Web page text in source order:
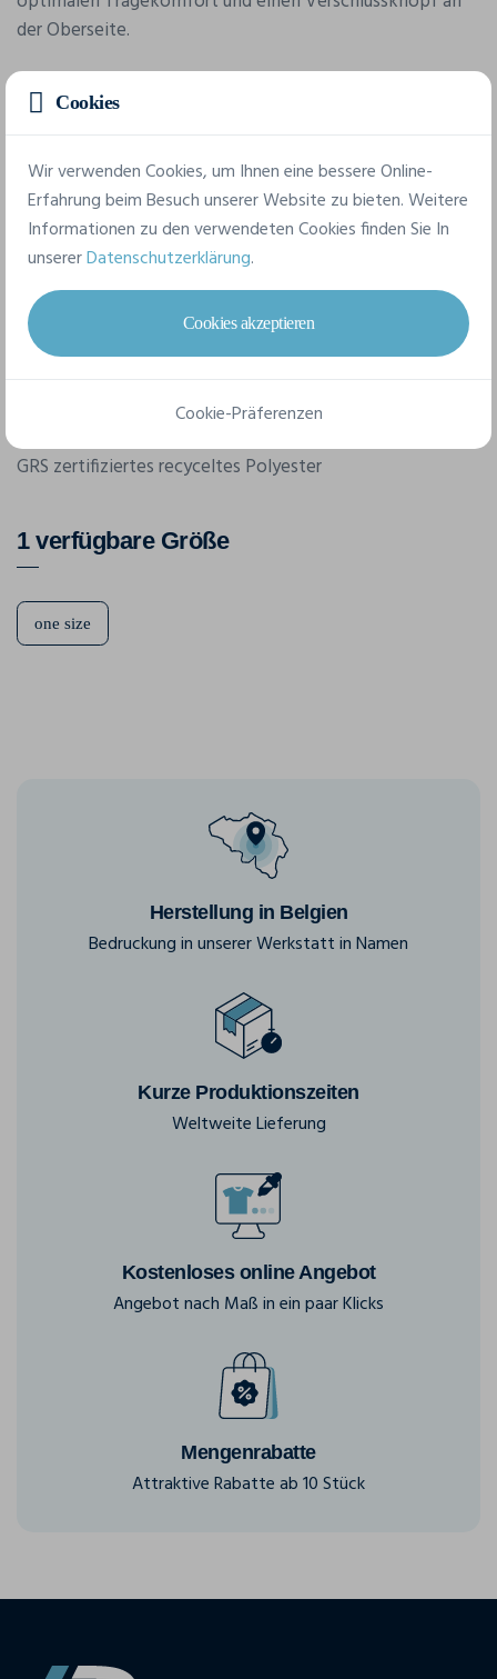
der Oberseite.
Merkmale
Marke
4Do
Referenz
130075
Abmessung
45 x 33 x 14 cm
GRS zertifiziertes recyceltes Polyester
1 verfügbare Größe
one size
Herstellung in Belgien
Bedruckung in unserer Werkstatt in Namen
Kurze Produktionszeiten
Weltweite Lieferung
Kostenloses online Angebot
Angebot nach Maß in ein paar Klicks
Mengenrabatte
Attraktive Rabatte ab 10 Stück
Cookies
Wir verwenden Cookies, um Ihnen eine bessere Online-
Erfahrung beim Besuch unserer Website zu bieten. Weitere
Informationen zu den verwendeten Cookies finden Sie In
unsererDatenschutzerklärung.
Cookies akzeptieren
Cookie-Präferenzen